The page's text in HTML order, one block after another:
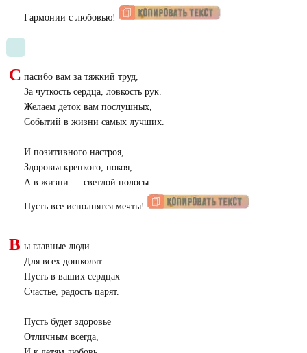
Гармонии с любовью!
С пасибо вам за тяжкий труд,
За чуткость сердца, ловкость рук.
Желаем деток вам послушных,
Событий в жизни самых лучших.
И позитивного настроя,
Здоровья крепкого, покоя,
А в жизни — светлой полосы.
Пусть все исполнятся мечты!
В ы главные люди
Для всех дошколят.
Пусть в ваших сердцах
Счастье, радость царят.
Пусть будет здоровье
Отличным всегда,